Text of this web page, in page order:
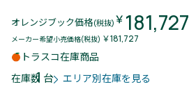
オレンジブック価格(税抜) ￥ 181,727
メーカー希望小売価格(税抜) ￥181,727
トラスコ在庫商品
在庫数
1 台 エリア別在庫を見る